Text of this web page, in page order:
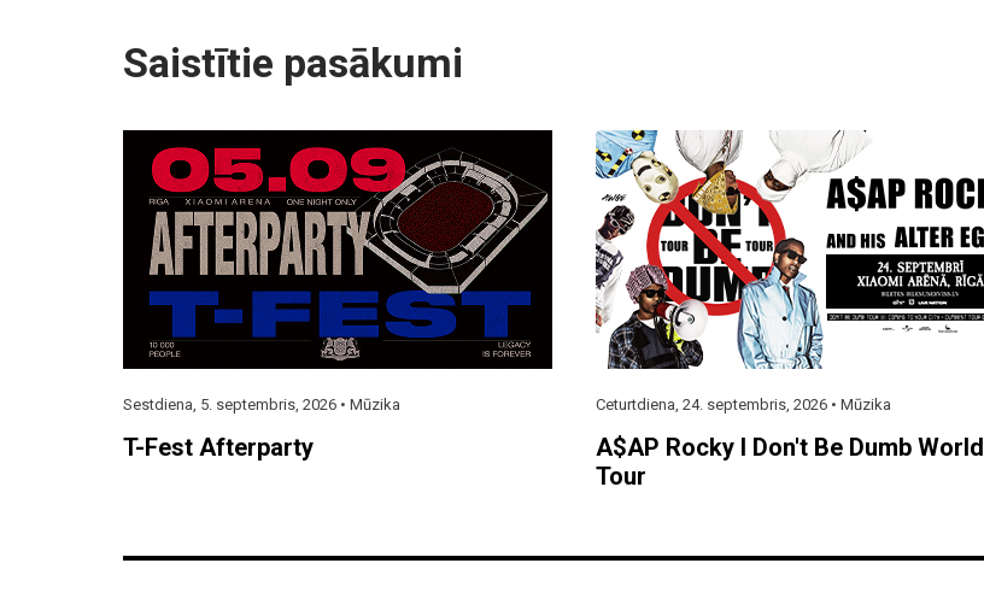
Saistītie pasākumi
Sestdiena, 5. septembris, 2026 • Mūzika
T-Fest Afterparty
Ceturtdiena, 24. septembris, 2026 • Mūzika
A$AP Rocky I Don't Be Dumb World
Tour